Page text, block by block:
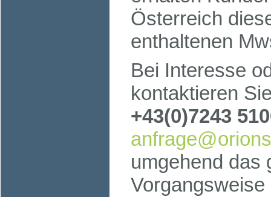
Österreich
enthaltenen
Bei Interesse
kontaktieren
+43(0)7243
umgehend das